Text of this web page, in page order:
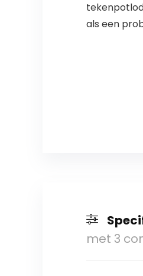
als een
met 3